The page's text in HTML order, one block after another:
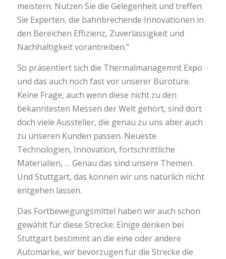
meistern. Nutzen Sie die Gelegenheit und treffen
Sie Experten, die bahnbrechende Innovationen in
den Bereichen Effizienz, Zuverlässigkeit und
Nachhaltigkeit vorantreiben.”
So präsentiert sich die Thermalmanagemnt Expo
und das auch noch fast vor unserer Bürotüre.
Keine Frage, auch wenn diese nicht zu den
bekanntesten Messen der Welt gehört, sind dort
doch viele Aussteller, die genau zu uns aber auch
zu unseren Kunden passen. Neueste
Technologien, Innovation, fortschrittliche
Materialien, … Genau das sind unsere Themen.
Und Stuttgart, das können wir uns natürlich nicht
entgehen lassen.
Das Fortbewegungsmittel haben wir auch schon
gewählt für diese Strecke: Einige denken bei
Stuttgart bestimmt an die eine oder andere
Automarke, wir bevorzugen für die Strecke die